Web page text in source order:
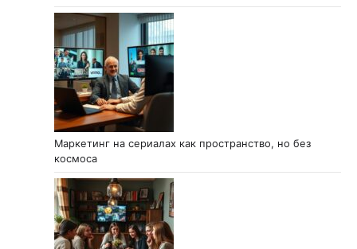
Маркетинг на сериалах как пространство, но без
космоса